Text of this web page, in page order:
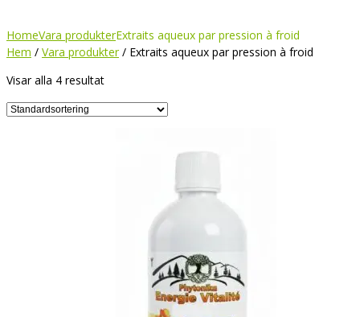
HomeVara produkterExtraits aqueux par pression à froid
Hem / Vara produkter/ Extraits aqueux par pression à froid
Visar alla 4 resultat